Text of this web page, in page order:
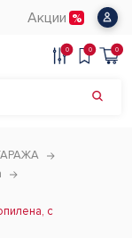
Акции
0 0 0
с